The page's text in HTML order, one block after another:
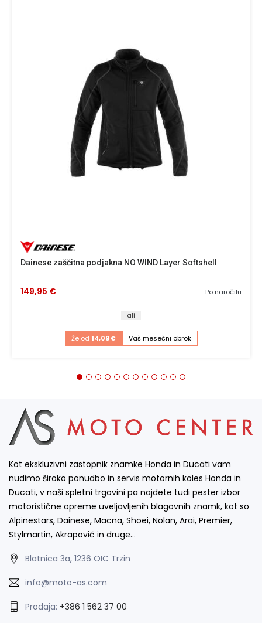
Dainese zaščitna podjakna NO WIND Layer Softshell
Po naročilu
149,95 €
ali
Že od 14,09 € Vaš mesečni obrok
Kot ekskluzivni zastopnik znamke Honda in Ducati vam
nudimo široko ponudbo in servis motornih koles Honda in
Ducati, v naši spletni trgovini pa najdete tudi pester izbor
motoristične opreme uveljavljenih blagovnih znamk, kot so
Alpinestars, Dainese, Macna, Shoei, Nolan, Arai, Premier,
Stylmartin, Akrapovič in druge…
Blatnica 3a, 1236 OIC Trzin
info@moto-as.com
Prodaja: +386 1 562 37 00